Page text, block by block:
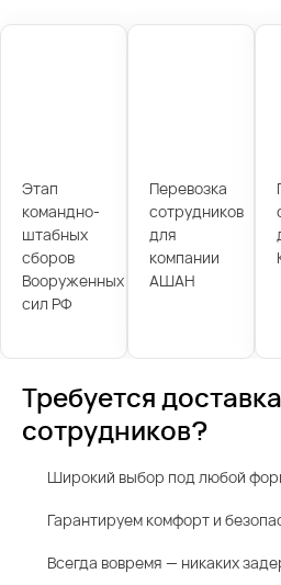
Этап
командно-
штабных
сборов
Вооруженных
сил РФ
Перевозка
сотрудников
для
компании
АШАН
Требуется доставка
сотрудников?
Широкий выбор под любой
Гарантируем комфорт и
Всегда вовремя — никаких